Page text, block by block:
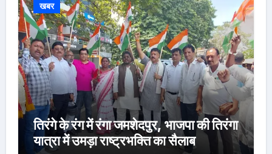
खबर
तिरंगे के रंग में रंगा जमशेदपुर, भाजपा की तिरंगा
यात्रा में उमड़ा राष्ट्रभक्ति का सैलाब